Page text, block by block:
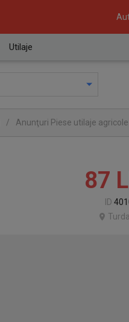
Utilaje
/ Anunţuri Piese utilaje
87
ID